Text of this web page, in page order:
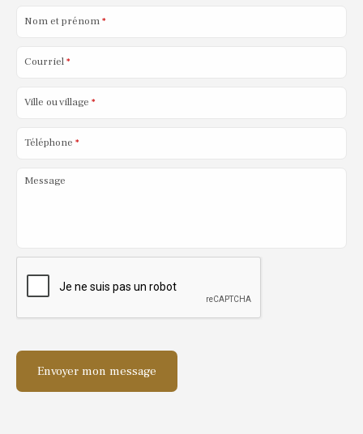
Nom et prénom*
Courriel*
Ville ou village *
Téléphone *
Message